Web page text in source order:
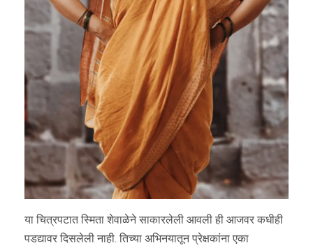
या चित्रपटात स्मिता शेवाळेने साकारलेली आवली ही आजवर कधीही
पडद्यावर दिसलेली नाही. तिच्या अभिनयातून प्रेक्षकांना एका